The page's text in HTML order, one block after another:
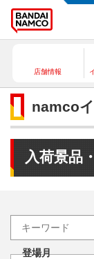
店舗情報
namco
入荷景品
登場月